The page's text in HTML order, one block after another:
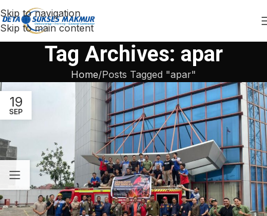
Skip to navigation
Skip to main content
Tag Archives: apar
Home Posts Tagged "apar"
19
SEP